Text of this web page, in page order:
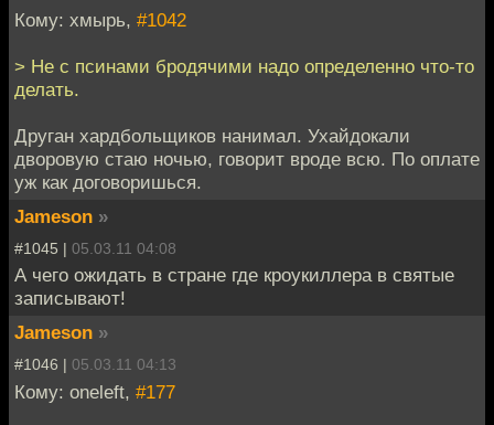
Кому: хмырь, #1042
> Не с псинами бродячими надо определенно что-то
делать.
Друган хардбольщиков нанимал. Ухайдокали
дворовую стаю ночью, говорит вроде всю. По оплате
уж как договоришься.
Jameson »
#1045 | 05.03.11 04:08
А чего ожидать в стране где кроукиллера в святые
записывают!
Jameson »
#1046 | 05.03.11 04:13
Кому: oneleft, #177